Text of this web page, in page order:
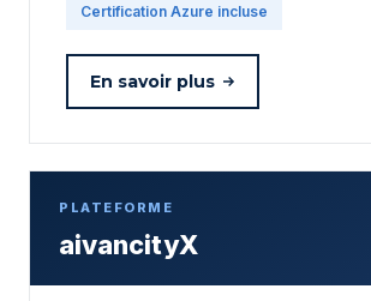
Certification Azure incluse
En savoir plus
PLATEFORME
aivancityX